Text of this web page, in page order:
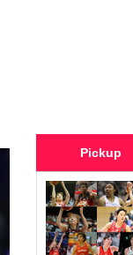
Pickup